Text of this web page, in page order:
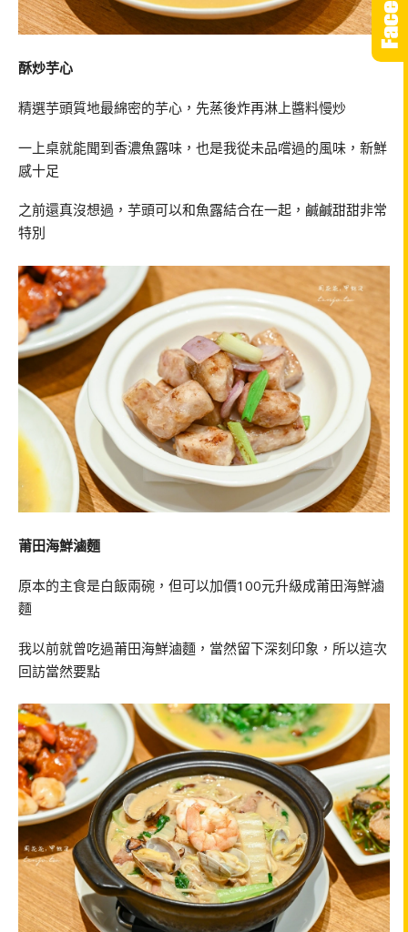
酥炒芋心
精選芋頭質地最綿密的芋心，先蒸後炸再淋上醬料慢炒
一上桌就能聞到香濃魚露味，也是我從未品嚐過的風味，新鮮
感十足
之前還真沒想過，芋頭可以和魚露結合在一起，鹹鹹甜甜非常
特別
莆田海鮮滷麵
原本的主食是白飯兩碗，但可以加價100元升級成莆田海鮮滷
麵
我以前就曾吃過莆田海鮮滷麵，當然留下深刻印象，所以這次
回訪當然要點